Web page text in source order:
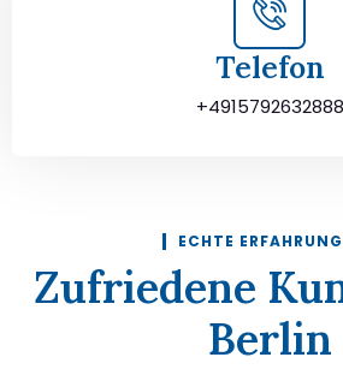
Telefon
+4915792632888
ECHTE
Zufriedene
Berlin